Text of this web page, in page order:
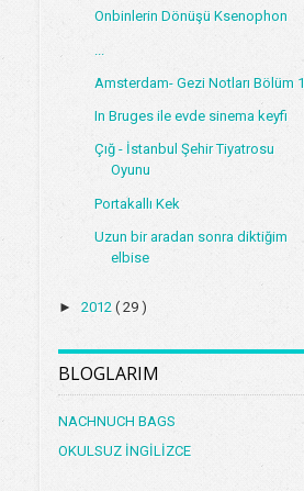
Onbinlerin Dönüşü Ksenophon
Amsterdam- Gezi Notları Bölüm 1
In Bruges ile evde sinema keyfi
Çığ - İstanbul Şehir Tiyatrosu
Oyunu
Portakallı Kek
Uzun bir aradan sonra diktiğim
elbise
►2012( 29 )
BLOGLARIM
NACHNUCH BAGS
OKULSUZ İNGİLİZCE